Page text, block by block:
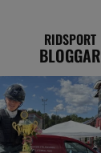
RIDSPORT
BLOGGAR